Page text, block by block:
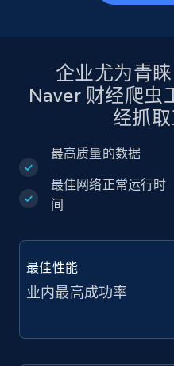
企业尤为青
Naver 财经爬虫
经抓
最高质量的数据
最佳网络正常运行时
间
最佳性能
业内最高成功率